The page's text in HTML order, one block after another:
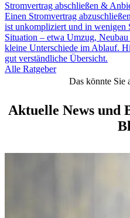
Stromvertrag abschließen &
Einen Stromvertrag
ist unkompliziert und in wenigen
Situation – etwa Umzug,
kleine Unterschiede im Ablauf.
gut verständliche Übersicht.
Alle Ratgeber
Das könnte Sie
Aktuelle News und